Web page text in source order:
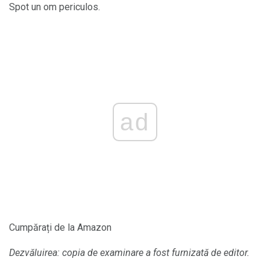
Spot un om periculos.
ad
Cumpărați de la Amazon
Dezvăluirea: copia de examinare a fost furnizată de editor.